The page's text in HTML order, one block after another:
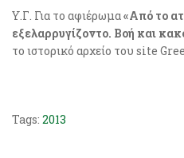
Υ.Γ. Για το αφιέρωμα«Από το
εξελαρρυγίζοντο. Βοή και
το ιστορικό αρχείο του site
Tags: 2013